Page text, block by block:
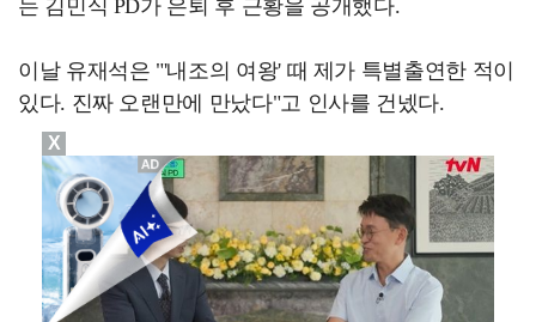
는 김민식 PD가 은퇴 후 근황을 공개했다.
이날 유재석은 "'내조의 여왕' 때 제가 특별출연한 적이
있다. 진짜 오랜만에 만났다"고 인사를 건넸다.
X